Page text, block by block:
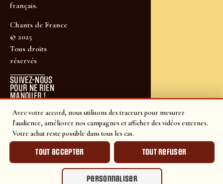
Avec votre accord, nous utilisons des traceurs pour mesurer
l'audience, améliorer nos campagnes et afficher des vidéos externes.
Votre achat reste possible dans tous les cas.
Tout accepter Tout refuser
Personnaliser
français.
Chants de France
© 2025
Tous droits
réservés
SUIVEZ-NOUS
POUR NE RIEN
MANQUER !